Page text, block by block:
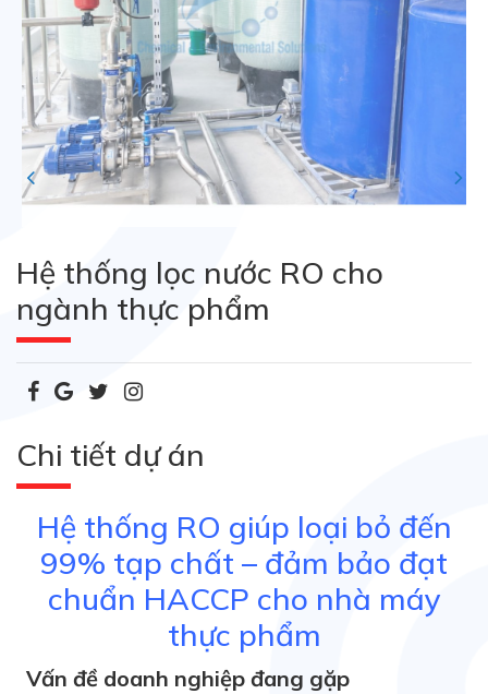
Hệ thống lọc nước RO cho
ngành thực phẩm
Chi tiết dự án
Hệ thống RO giúp loại bỏ đến
99% tạp chất – đảm bảo đạt
chuẩn HACCP cho nhà máy
thực phẩm
Vấn đề doanh nghiệp đang gặp